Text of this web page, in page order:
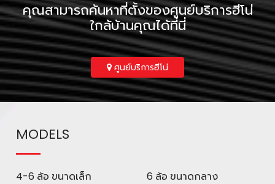
คุณสามารถค้นหาที่ตั้งของศูนย์บริการฮีโน่
ใกล้บ้านคุณได้ที่นี่
ศูนย์บริการฮีโน่
MODELS
4-6 ล้อ ขนาดเล็ก 6 ล้อ ขนาดกลาง